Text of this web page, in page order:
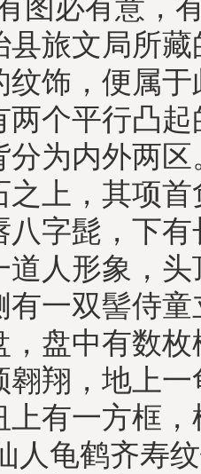
图必有意，
县旅文局所
纹饰，便属
两个平行凸
分为内外两
之上，其项
八字髭，下
道人形象，
有一双髻侍
，盘中有数
翱翔，地上
上有一方框，
龟鹤齐寿纹